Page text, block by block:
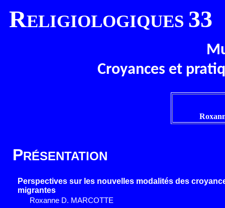
RELIGIOLOGIQUES 33
Croyances et
PRÉSENTATION
Perspectives sur les nouvelles modalités des
migrantes
Roxanne D. MARCOTTE